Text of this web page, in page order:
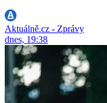
Aktuálně.cz - Zprávy
dnes, 19:38